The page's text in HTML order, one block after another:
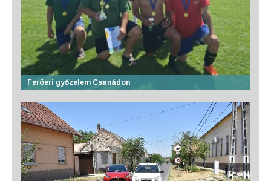
Feröeri győzelem Csanádon